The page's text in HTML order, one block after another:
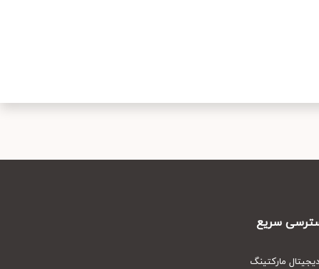
سریع
مارکتینگ